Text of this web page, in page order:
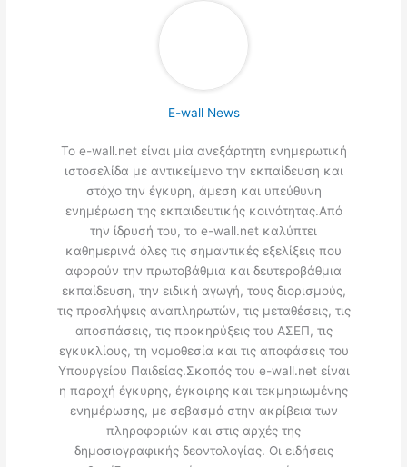
E-wall News
Το e-wall.net είναι μία ανεξάρτητη ενημερωτική
ιστοσελίδα με αντικείμενο την εκπαίδευση και
στόχο την έγκυρη, άμεση και υπεύθυνη
ενημέρωση της εκπαιδευτικής κοινότητας.Από
την ίδρυσή του, το e-wall.net καλύπτει
καθημερινά όλες τις σημαντικές εξελίξεις που
αφορούν την πρωτοβάθμια και δευτεροβάθμια
εκπαίδευση, την ειδική αγωγή, τους διορισμούς,
τις προσλήψεις αναπληρωτών, τις μεταθέσεις, τις
αποσπάσεις, τις προκηρύξεις του ΑΣΕΠ, τις
εγκυκλίους, τη νομοθεσία και τις αποφάσεις του
Υπουργείου Παιδείας.Σκοπός του e-wall.net είναι
η παροχή έγκυρης, έγκαιρης και τεκμηριωμένης
ενημέρωσης, με σεβασμό στην ακρίβεια των
πληροφοριών και στις αρχές της
δημοσιογραφικής δεοντολογίας. Οι ειδήσεις